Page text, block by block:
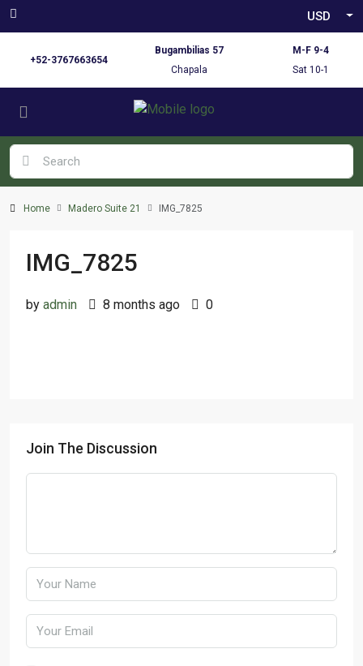
USD
+52-3767663654
Bugambilias 57
Chapala
M-F 9-4
Sat 10-1
Home Madero Suite 21 IMG_7825
IMG_7825
by admin 8 months ago 0
Join The Discussion